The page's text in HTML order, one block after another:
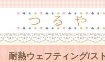
耐熱ウェフティング/ス